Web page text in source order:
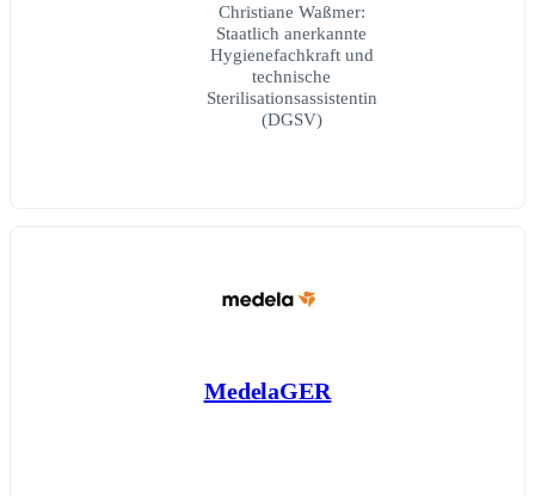
Christiane Waßmer:
Staatlich anerkannte
Hygienefachkraft und
technische
Sterilisationsassistentin
(DGSV)
MedelaGER